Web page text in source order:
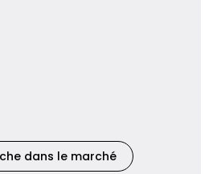
dans le marché